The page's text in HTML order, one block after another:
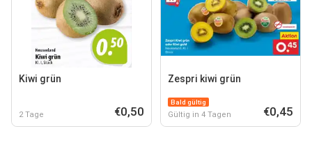
Kiwi grün
2 Tage €0,50
Zespri kiwi grün
Bald gültig
Gültig in 4 Tagen €0,45